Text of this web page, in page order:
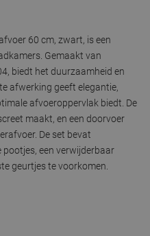
60 cm, zwart, is een
Gemaakt van
biedt het duurzaamheid en
afwerking geeft elegantie,
afvoeroppervlak biedt. De
maakt, en een doorvoer
De set bevat
een verwijderbaar
geurtjes te voorkomen.